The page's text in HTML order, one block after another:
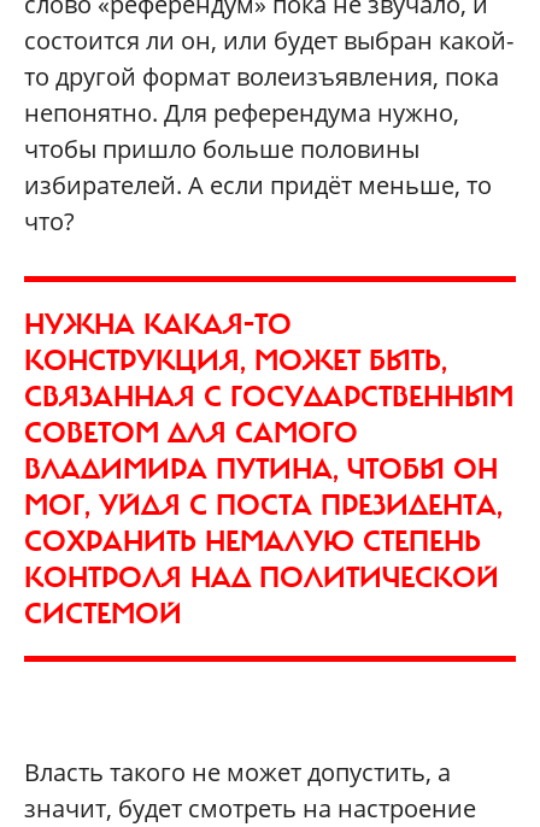
состоится ли он, или будет выбран какой-
то другой формат волеизъявления, пока
непонятно. Для референдума нужно,
чтобы пришло больше половины
избирателей. А если придёт меньше, то
что?
НУЖНА КАКАЯ-ТО
КОНСТРУКЦИЯ, МОЖЕТ БЫТЬ,
СВЯЗАННАЯ С ГОСУДАРСТВЕННЫМ
СОВЕТОМ ДЛЯ САМОГО
ВЛАДИМИРА ПУТИНА, ЧТОБЫ ОН
МОГ, УЙДЯ С ПОСТА ПРЕЗИДЕНТА,
СОХРАНИТЬ НЕМАЛУЮ СТЕПЕНЬ
КОНТРОЛЯ НАД ПОЛИТИЧЕСКОЙ
СИСТЕМОЙ
Власть такого не может допустить, а
значит, будет смотреть на настроение